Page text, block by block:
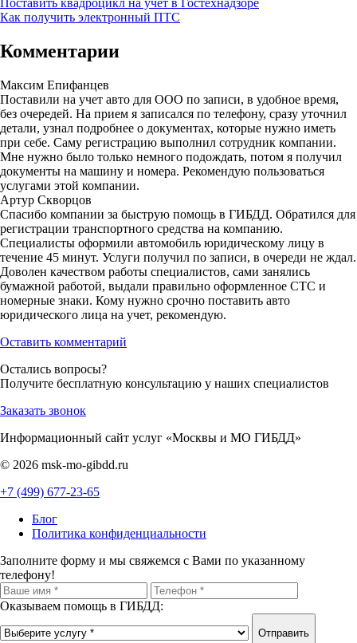
Поставить квадроцикл на учет в Гостехнадзоре
Как получить электронный ПТС
Комментарии
Максим Епифанцев
Поставили на учет авто для ООО по записи, в удобное время,
без очередей. На прием я записался по телефону, сразу уточнил
детали, узнал подробнее о документах, которые нужно иметь
при себе. Саму регистрацию выполнил сотрудник компании.
Мне нужно было только немного подождать, потом я получил
документы на машину и номера. Рекомендую пользоваться
услугами этой компании.
Артур Скворцов
Спасибо компании за быструю помощь в ГИБДД. Обратился для
регистрации транспортного средства на компанию.
Специалисты оформили автомобиль юридическому лицу в
течение 45 минут. Услуги получил по записи, в очереди не ждал.
Доволен качеством работы специалистов, сами занялись
бумажной работой, выдали правильно оформленное СТС и
номерные знаки. Кому нужно срочно поставить авто
юридического лица на учет, рекомендую.
Оставить комментарий
Остались вопросы?
Получите бесплатную консультацию у наших специалистов
Заказать звонок
Информационный сайт услуг «Москвы и МО ГИБДД»
© 2026 msk-mo-gibdd.ru
+7 (499) 677-23-65
Блог
Политика конфиденциальности
Заполните форму и мы свяжемся с Вами по указанному
телефону!
Оказываем помощь в ГИБДД:
Отправить